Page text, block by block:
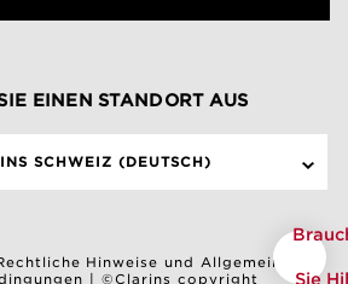
EINEN STANDORT AUS
SCHWEIZ (DEUTSCH)
Hinweise und Allgemeine
| ©Clarins copyright Sie